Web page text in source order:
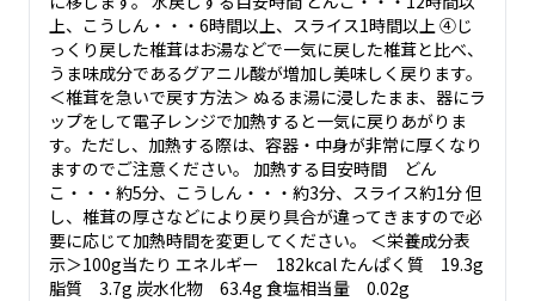
上、こうしん・・・6時間以上、スライス1時間以上 ④じ
っくり戻した椎茸はお湯などで一気に戻した椎茸と比べ、
うま味成分であるグアニル酸が増加し美味しく戻ります。
＜椎茸を急いで戻す方法＞ ぬるま湯に浸したまま、器にラ
ップをして電子レンジで加熱すると一気に戻りあがりま
す。ただし、加熱する際は、容器・中身が非常に厚くなり
ますのでご注意ください。 加熱する目安時間 どん
こ・・・約5分、こうしん・・・約3分、スライス約1分 但
し、椎茸の厚さなどにより戻り具合が違ってきますので必
要に応じて加熱時間を変更してください。 ＜栄養成分表
示＞100g当たり エネルギー 182kcal たんぱく質 19.3g
脂質 3.7g 炭水化物 63.4g 食塩相当量 0.02g